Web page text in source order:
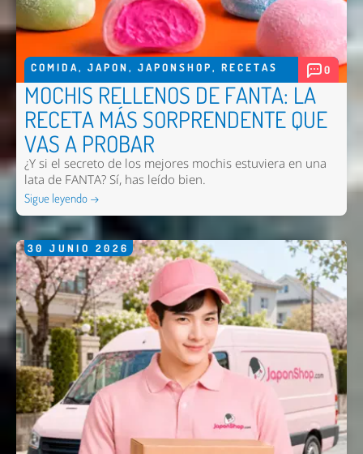
COMIDA, JAPON , JAPONSHOP, RECETAS 0
MOCHIS RELLENOS DE FANTA: LA
RECETA MÁS SORPRENDENTE QUE
VAS A PROBAR
¿Y si el secreto de los mejores mochis estuviera en una
lata de FANTA? Sí, has leído bien.
Sigue leyendo →
30 JUNIO 2026